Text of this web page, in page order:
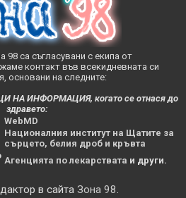
98 са съгласувани с екипа от
контакт във всекидневната си
основани на следните:
ИНФОРМАЦИЯ, когато се отнася до
здравето:
WebMD
Националния институт на Щатите за
сърцето, белия дроб и кръвта
Агенцията по лекарствата и други.
в сайтаЗона 98.